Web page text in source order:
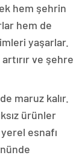
hem şehrin
hem de
yaşarlar.
ve şehre
maruz kalır.
ürünler
esnafı